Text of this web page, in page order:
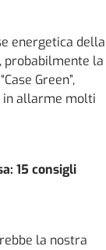
energetica della
probabilmente la
Green”,
in allarme molti
15 consigli
la nostra